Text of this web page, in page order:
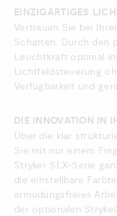
EINZIGARTIGES
Vertrauen Sie bei
Schatten. Durch den
Leuchtkraft optimal
Lichtfeldsteuerung
Verfügbarkeit und
DIE INNOVATION IN
Über die klar
Sie mit nur einem
Stryker SLX-Serie
die einstellbare
ermüdungsfreies
der optionalen